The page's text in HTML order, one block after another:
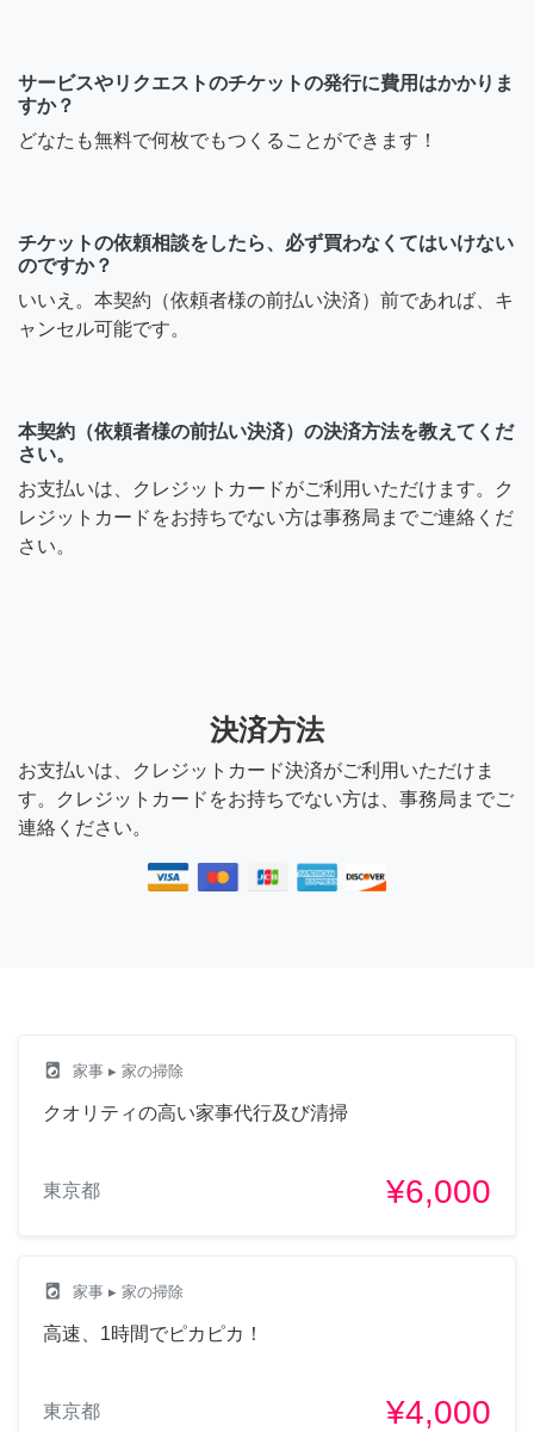
サービスやリクエストのチケットの発行に費用はかかりま
すか？
どなたも無料で何枚でもつくることができます！
チケットの依頼相談をしたら、必ず買わなくてはいけない
のですか？
いいえ。本契約（依頼者様の前払い決済）前であれば、キ
ャンセル可能です。
本契約（依頼者様の前払い決済）の決済方法を教えてくだ
さい。
お支払いは、クレジットカードがご利用いただけます。ク
レジットカードをお持ちでない方は事務局までご連絡くだ
さい。
決済方法
お支払いは、クレジットカード決済がご利用いただけま
す。クレジットカードをお持ちでない方は、事務局までご
連絡ください。
local_laundry_service 家事 ▸ 家の掃除
クオリティの高い家事代行及び清掃
東京都 ¥6,000
local_laundry_service 家事 ▸ 家の掃除
高速、1時間でピカピカ！
東京都 ¥4,000